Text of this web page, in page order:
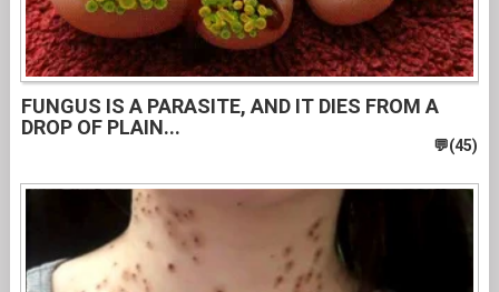
FUNGUS IS A PARASITE, AND IT DIES FROM A
DROP OF PLAIN...